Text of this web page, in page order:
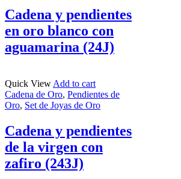
Cadena y pendientes
en oro blanco con
aguamarina (24J)
Quick View Add to cart
Cadena de Oro, Pendientes de
Oro, Set de Joyas de Oro
Cadena y pendientes
de la virgen con
zafiro (243J)